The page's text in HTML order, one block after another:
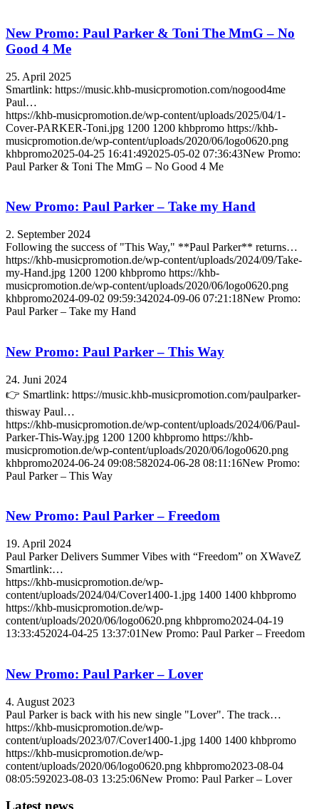
New Promo: Paul Parker & Toni The MmG – No
Good 4 Me
25. April 2025
Smartlink: https://music.khb-musicpromotion.com/nogood4me
Paul…
https://khb-musicpromotion.de/wp-content/uploads/2025/04/1-
Cover-PARKER-Toni.jpg 1200 1200 khbpromo https://khb-
musicpromotion.de/wp-content/uploads/2020/06/logo0620.png
khbpromo2025-04-25 16:41:492025-05-02 07:36:43New Promo:
Paul Parker & Toni The MmG – No Good 4 Me
New Promo: Paul Parker – Take my Hand
2. September 2024
Following the success of "This Way," **Paul Parker** returns…
https://khb-musicpromotion.de/wp-content/uploads/2024/09/Take-
my-Hand.jpg 1200 1200 khbpromo https://khb-
musicpromotion.de/wp-content/uploads/2020/06/logo0620.png
khbpromo2024-09-02 09:59:342024-09-06 07:21:18New Promo:
Paul Parker – Take my Hand
New Promo: Paul Parker – This Way
24. Juni 2024
👉 Smartlink: https://music.khb-musicpromotion.com/paulparker-
thisway Paul…
https://khb-musicpromotion.de/wp-content/uploads/2024/06/Paul-
Parker-This-Way.jpg 1200 1200 khbpromo https://khb-
musicpromotion.de/wp-content/uploads/2020/06/logo0620.png
khbpromo2024-06-24 09:08:582024-06-28 08:11:16New Promo:
Paul Parker – This Way
New Promo: Paul Parker – Freedom
19. April 2024
Paul Parker Delivers Summer Vibes with “Freedom” on XWaveZ
Smartlink:…
https://khb-musicpromotion.de/wp-
content/uploads/2024/04/Cover1400-1.jpg 1400 1400 khbpromo
https://khb-musicpromotion.de/wp-
content/uploads/2020/06/logo0620.png khbpromo2024-04-19
13:33:452024-04-25 13:37:01New Promo: Paul Parker – Freedom
New Promo: Paul Parker – Lover
4. August 2023
Paul Parker is back with his new single "Lover". The track…
https://khb-musicpromotion.de/wp-
content/uploads/2023/07/Cover1400-1.jpg 1400 1400 khbpromo
https://khb-musicpromotion.de/wp-
content/uploads/2020/06/logo0620.png khbpromo2023-08-04
08:05:592023-08-03 13:25:06New Promo: Paul Parker – Lover
Latest news